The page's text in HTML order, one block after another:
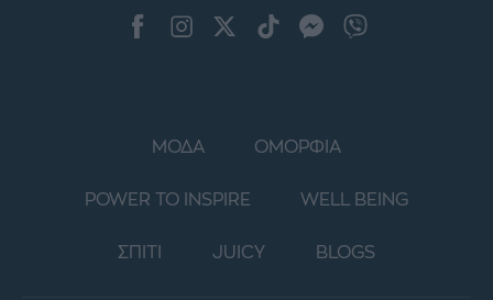
ΜΟΔΑ ΟΜΟΡΦΙΑ
POWER TO INSPIRE WELL BEING
ΣΠΙΤΙ JUICY BLOGS